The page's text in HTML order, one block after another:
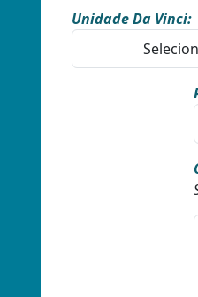
Unidade Da Vinci: